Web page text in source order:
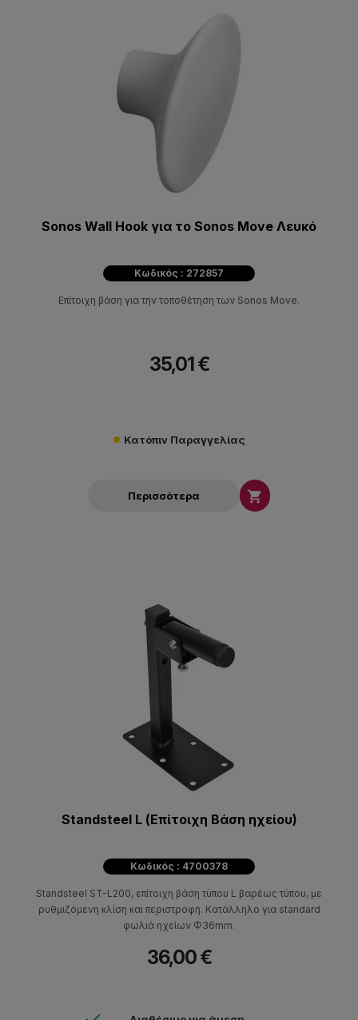
Sonos Wall Hook για το Sonos Move Λευκό
Κωδικός : 272857
Επίτοιχη βάση για την τοποθέτηση των Sonos Move.
35,01 €
Κατόπιν Παραγγελίας
Περισσότερα 
Standsteel L (Επίτοιχη Βάση ηχείου)
Κωδικός : 4700378
Standsteel ST-L200, επίτοιχη βάση τύπου L βαρέως τύπου, με
ρυθμιζόμενη κλίση και περιστροφή. Κατάλληλο για standard
φωλιά ηχείων Φ36mm.
36,00 €